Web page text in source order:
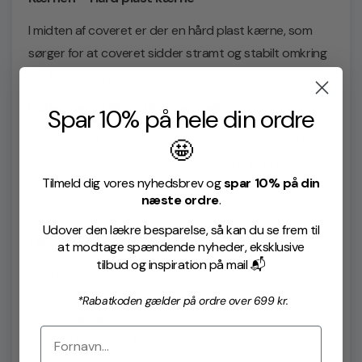
I midten af coveret er der en hård plast kærne, som
sørger for at coveret sidder stramt og stabilt omkring
Indersiden – Microfiber betræk
Indersiden af coveret, er betrukket med ultra blødt
microfiber materiale, som sørger for at din iPhone ikke
får ridser af fx. sand osv. som man gør ved mange
Fordele ved dette cover:
Indersiden er betrukket med microfiber!
Anti-Fingerprint overflade!
Tyndt cover – Med 360° beskyttelse!
Spar 10% på hele din ordre
🤩
Tilmeld dig vores nyhedsbrev ogspar 10% på din
næste ordre.
Udover den lækre besparelse, så kan du se frem til
at modtage spændende nyheder, eksklusive
tilbud og inspiration på mail 📬
*Rabatkoden gælder på ordre over 699 kr.